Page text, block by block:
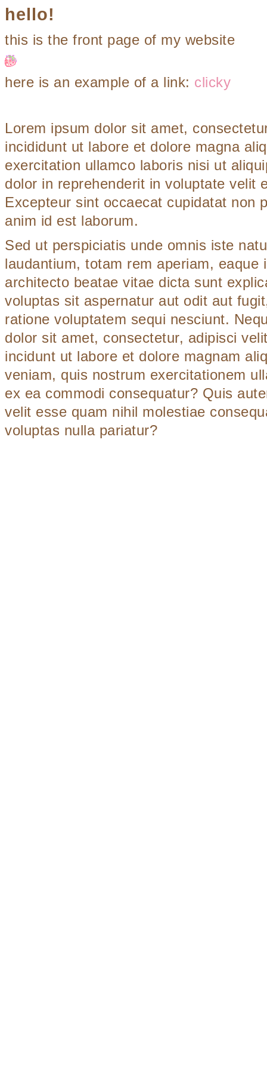
hello!
this is the front page of my website
here is an example of a link: clicky
Lorem ipsum dolor sit amet,
incididunt ut labore et dolore magna
exercitation ullamco laboris nisi ut
dolor in reprehenderit in voluptate velit
Excepteur sint occaecat cupidatat non
anim id est laborum.
Sed ut perspiciatis unde omnis iste
laudantium, totam rem aperiam,
architecto beatae vitae dicta sunt
voluptas sit aspernatur aut odit aut
ratione voluptatem sequi nesciunt.
dolor sit amet, consectetur, adipisci
incidunt ut labore et dolore magnam
veniam, quis nostrum exercitationem
ex ea commodi consequatur? Quis
velit esse quam nihil molestiae
voluptas nulla pariatur?